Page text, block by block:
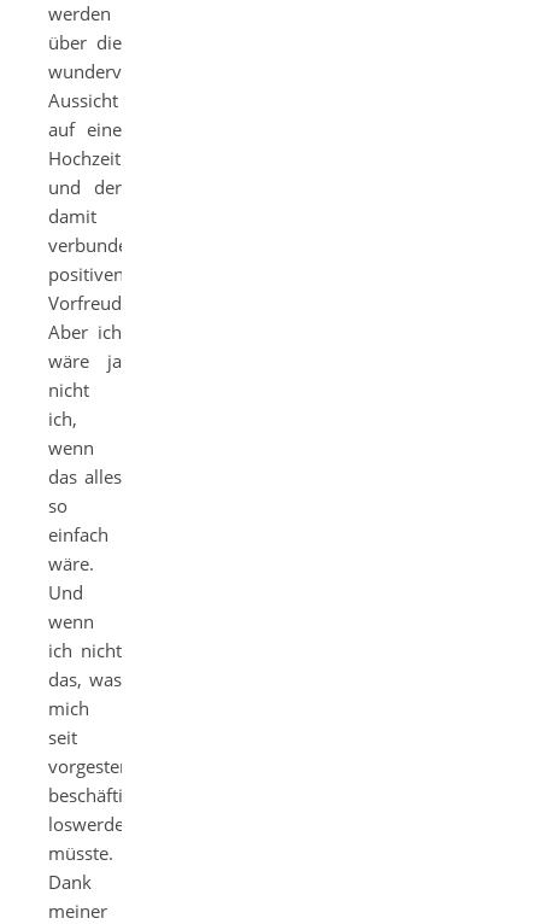
werden
über die
wundervolle
Aussicht
auf eine
Hochzeit
und der
damit
verbundenen
positiven
Vorfreuden.
Aber ich
wäre ja
nicht
ich,
wenn
das alles
so
einfach
wäre.
Und
wenn
ich nicht
das, was
mich
seit
vorgestern
beschäftigt,
loswerden
müsste.
Dank
meiner